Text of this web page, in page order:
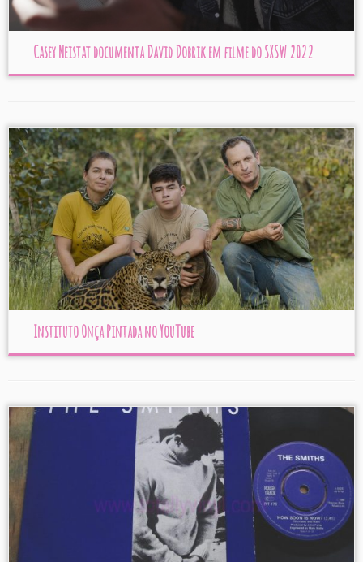
Casey Neistat documenta David Dobrik em filme do SXSW 2022
Instituto Onça Pintada no YouTube